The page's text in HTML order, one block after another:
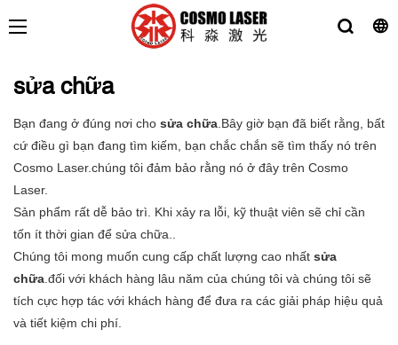
sửa chữa
Bạn đang ở đúng nơi cho sửa chữa.Bây giờ bạn đã biết rằng, bất
cứ điều gì bạn đang tìm kiếm, bạn chắc chắn sẽ tìm thấy nó trên
Cosmo Laser.chúng tôi đảm bảo rằng nó ở đây trên Cosmo
Laser.
Sản phẩm rất dễ bảo trì. Khi xảy ra lỗi, kỹ thuật viên sẽ chỉ cần
tốn ít thời gian để sửa chữa..
Chúng tôi mong muốn cung cấp chất lượng cao nhất sửa
chữa.đối với khách hàng lâu năm của chúng tôi và chúng tôi sẽ
tích cực hợp tác với khách hàng để đưa ra các giải pháp hiệu quả
và tiết kiệm chi phí.